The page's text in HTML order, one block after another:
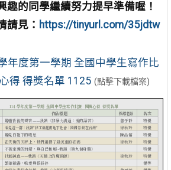
趣的同學繼續努力提早準備喔！
請見： https://tinyurl.com/35jdtw
年度第一學期 全國中學生寫作比
得 得獎名單 1125 (點擊下載檔案)